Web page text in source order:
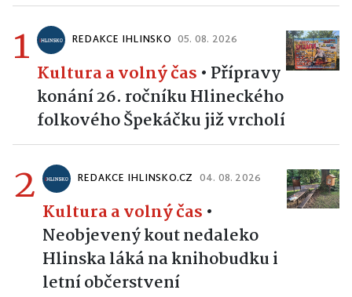
1 REDAKCE IHLINSKO 05. 08. 2026
Kultura a volný čas • Přípravy
konání 26. ročníku Hlineckého
folkového Špekáčku již vrcholí
2 REDAKCE IHLINSKO.CZ 04. 08. 2026
Kultura a volný čas •
Neobjevený kout nedaleko
Hlinska láká na knihobudku i
letní občerstvení